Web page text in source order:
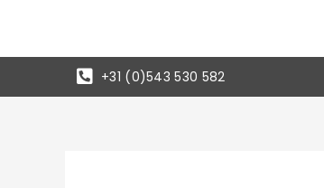
+31 (0)543 530 582